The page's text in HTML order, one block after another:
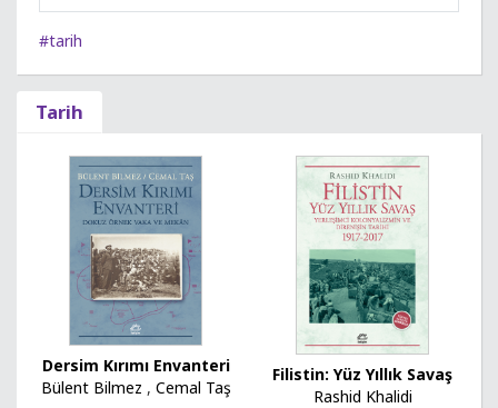
#tarih
Tarih
Dersim Kırımı Envanteri
Bülent Bilmez , Cemal Taş
Filistin: Yüz Yıllık Savaş
Rashid Khalidi